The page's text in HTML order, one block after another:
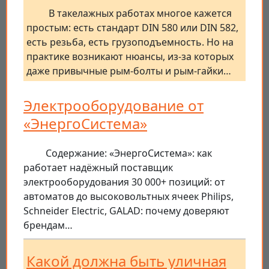
В такелажных работах многое кажется
простым: есть стандарт DIN 580 или DIN 582,
есть резьба, есть грузоподъемность. Но на
практике возникают нюансы, из-за которых
даже привычные рым-болты и рым-гайки…
Электрооборудование от
«ЭнергоСистема»
Содержание: «ЭнергоСистема»: как
работает надёжный поставщик
электрооборудования 30 000+ позиций: от
автоматов до высоковольтных ячеек Philips,
Schneider Electric, GALAD: почему доверяют
брендам…
Какой должна быть уличная